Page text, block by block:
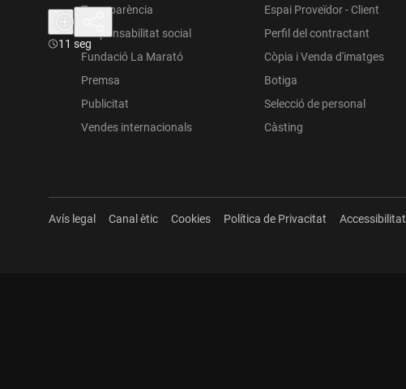
Durada:
11 seg
Transparència
Responsabilitat social
Fundació La Marató
Premsa
Publicitat
Vendes internacionals
Espai Proveïdor - Client
Perfil del contractant
Còpia i Venda d'imatges
Botiga
Selecció de personal
Càsting
Avís legal Canal ètic Cookies Política de Privacitat Accessibilitat